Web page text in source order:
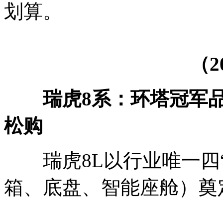
划算。
（
瑞虎8系：环塔冠军
松购
瑞虎8L以行业唯一四“
箱、底盘、智能座舱）